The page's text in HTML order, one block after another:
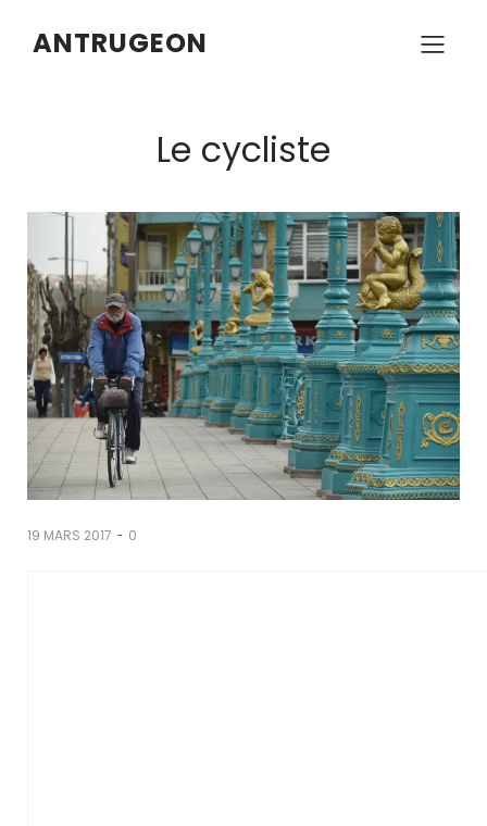
ANTRUGEON
Le cycliste
19 MARS 2017 - 0